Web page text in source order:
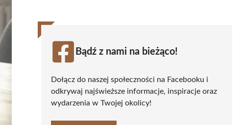
Bądź z nami na bieżąco!
Dołącz do naszej społeczności na Facebooku i
odkrywaj najświeższe informacje, inspiracje oraz
wydarzenia w Twojej okolicy!